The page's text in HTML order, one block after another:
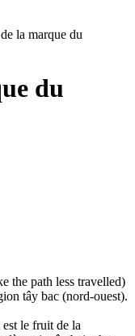
la marque du
du
the path less travelled)
tây bac (nord-ouest).
le fruit de la